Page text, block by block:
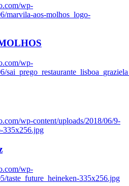
wp-
marvila-aos-molhos_logo-
wp-
wp-content/uploads/2018/06/9-
335x256.jpg
wp-
taste_future_heineken-335x256.jpg